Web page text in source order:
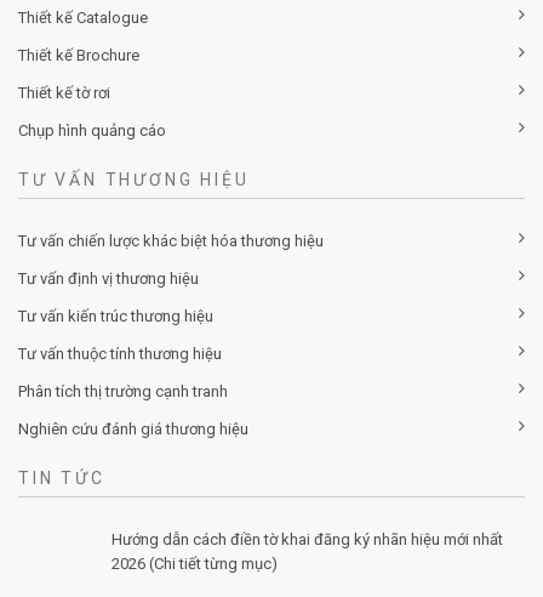
Thiết kế Catalogue
Thiết kế Brochure
Thiết kế tờ rơi
Chụp hình quảng cáo
TƯ VẤN THƯƠNG HIỆU
Tư vấn chiến lược khác biệt hóa thương hiệu
Tư vấn định vị thương hiệu
Tư vấn kiến trúc thương hiệu
Tư vấn thuộc tính thương hiệu
Phân tích thị trường cạnh tranh
Nghiên cứu đánh giá thương hiệu
TIN TỨC
Hướng dẫn cách điền tờ khai đăng ký nhãn hiệu mới nhất
2026 (Chi tiết từng mục)